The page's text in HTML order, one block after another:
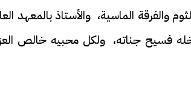
الماسية، والأستاذ بالمعهد
فسيح جناته، ولكل محبيه خالص